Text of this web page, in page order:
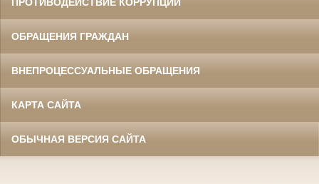
ОБРАЩЕНИЯ ГРАЖДАН
ВНЕПРОЦЕССУАЛЬНЫЕ ОБРАЩЕНИЯ
КАРТА САЙТА
ОБЫЧНАЯ ВЕРСИЯ САЙТА